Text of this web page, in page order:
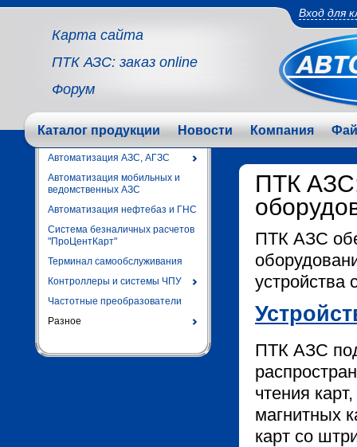
Карта сайта
ПТК АЗС: заказ online
Форум
Вход для
Каталог продукции Новости Компания
Автоматизация АЗС, АГЗС
Автоматизация мобильных и
ведомственных АЗС
Автоматизация нефтебаз и ГНС
Система безналичных расчетов
"ПроЦентКарт"
Терминал самообслуживания
Контроллеры и системы ЧПУ
Частотные преобразователи
Разное
ПТК
ПТК АЗС
устройства
ПТК АЗС
чтения
магнитных
карт со